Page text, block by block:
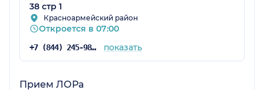
38 стр 1
Красноармейский район
Откроется в 07:00
+7 (844) 245-98-04 показать
Прием ЛОРа